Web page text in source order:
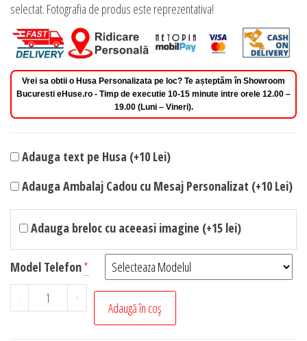
selectat. Fotografia de produs este reprezentativa!
Vrei sa obtii o Husa Personalizata pe loc? Te așteptăm în Showroom
Bucuresti eHuse.ro - Timp de executie 10-15 minute intre orele 12.00 –
19.00 (Luni – Vineri).
Adauga text pe Husa (+10 Lei)
Adauga Ambalaj Cadou cu Mesaj Personalizat (+10 Lei)
Adauga breloc cu aceeasi imagine (+15 lei)
Model Telefon*
-
Cantitate
Husa
+
Adaugă în coș